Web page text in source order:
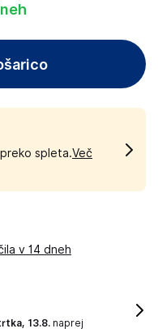
spleta.Več
v 14 dneh
13.8. naprej